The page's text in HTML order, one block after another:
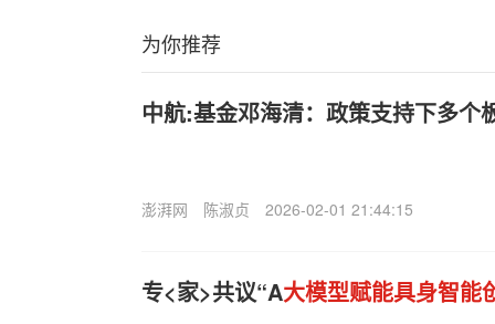
为你推荐
中航:基金邓海清：政策支持下多个
澎湃网 陈淑贞 2026-02-01 21:44:15
专<家>共议“A大模型赋能具身智能